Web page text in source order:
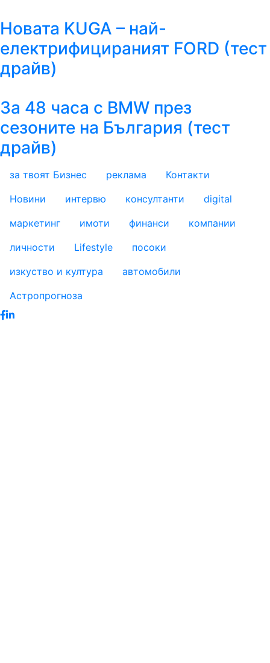
Новата KUGA – най-
електрифицираният FORD (тест
драйв)
За 48 часа с BMW през
сезоните на България (тест
драйв)
за твоят Бизнес реклама Контакти
footer_statii
Новини интервю консултанти
digital
маркетинг
имоти финанси
компании
личности
Lifestyle
посоки
изкуство и култура
автомобили
Астропрогноза